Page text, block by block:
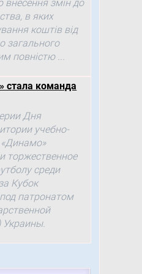
внесення змін до
в яких
коштів від
загального
повністю ...
стала команда
Дня
учебно-
торжественное
среди
Кубок
патронатом
Украины.